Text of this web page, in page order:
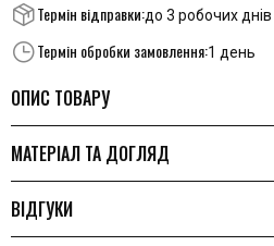
Термін відправки:до 3 робочих днів
Термін обробки замовлення:1 день
ОПИС ТОВАРУ
МАТЕРІАЛ ТА ДОГЛЯД
ВІДГУКИ